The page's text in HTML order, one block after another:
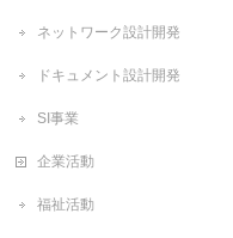
ネットワーク設計開発
ドキュメント設計開発
SI事業
企業活動
福祉活動